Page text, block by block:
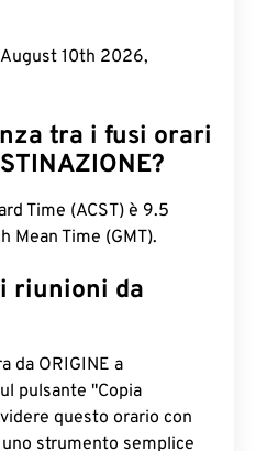
10th 2026,
tra i fusi orari
Time (ACST) è 9.5
Mean Time (GMT).
riunioni da
da ORIGINE a
pulsante "Copia
questo orario con
strumento semplice